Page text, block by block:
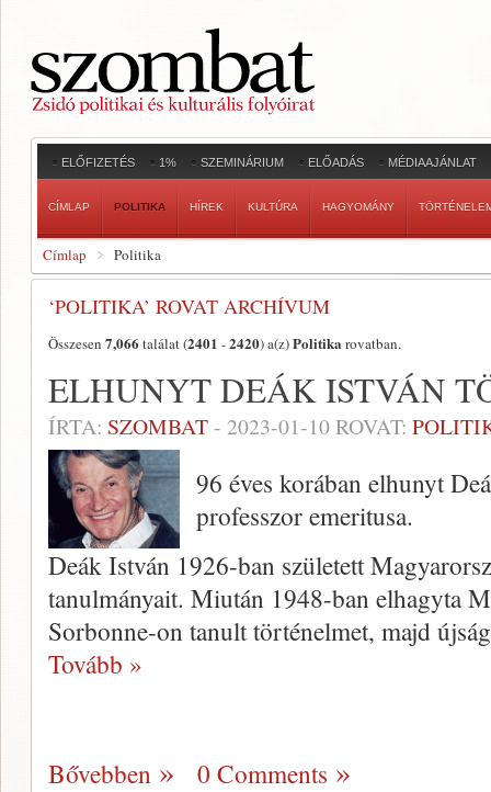
ELŐFIZETÉS 1% SZEMINÁRIUM ELŐADÁS MÉDIAAJÁNLAT
CÍMLAP POLITIKA HÍREK KULTÚRA HAGYOMÁNY
Címlap Politika
‘POLITIKA’ ROVAT ARCHÍVUM
Összesen 7,066 találat (2401 -2420) a(z)Politika rovatban.
ELHUNYT DEÁK ISTVÁN
ÍRTA: SZOMBAT- 2023-01-10ROVAT:
96 éves korában elhunyt
professzor emeritusa.
Deák István 1926-ban született
tanulmányait. Miután 1948-ban elhagyta
Sorbonne-on tanult történelmet, majd
Tovább »
Bővebben 0 Comments